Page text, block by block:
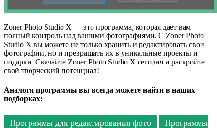
Zoner Photo Studio X — это программа, которая дает вам
полный контроль над вашими фотографиями. С Zoner Photo
Studio X вы можете не только хранить и редактировать свои
фотографии, но и превращать их в уникальные проекты и
подарки. Скачайте Zoner Photo Studio X сегодня и раскройте
свой творческий потенциал!
Аналоги программы вы всегда можете найти в наших
подборках:
Программы для редактирования фото
Программы